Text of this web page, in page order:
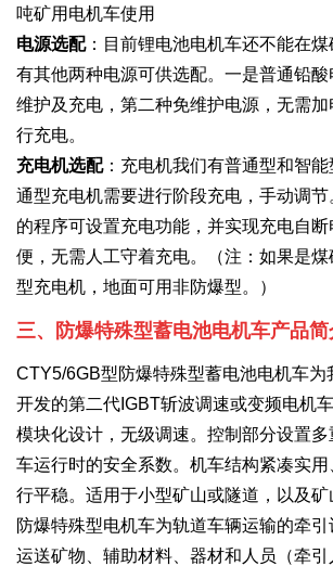
吨矿用电机车使用
电源选配：目前锂电池电机车还不能在
有其他两种电源可供选配。一是普通铅
维护及充电，第二种免维护电源，无需
行充电。
充电机选配： 充电机我们有普通型和智
通型充电机需要进行阶段充电，手动调
的程序可设置充电功能，并实现充电自
便，无需人工守着充电。（注：如果是
型充电机，地面可用非防爆型。）
三、防爆特殊型蓄电池电机车产品简
CTY5/6GB型防爆特殊型蓄电池电机车为
开发的第二代IGBT斩波调速或变频电机
模块化设计，无级调速。控制部分设置
车运行时的安全系数。机车结构紧凑实
行平稳。适用于小型矿山或隧道，以及
防爆特殊型电机车为轨道车辆运输的牵
运送矿物、辅助材料、器材和人员（牵